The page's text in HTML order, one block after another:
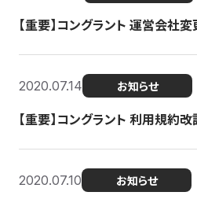
【重要】コングラント 運営会社
2020.07.14 お知らせ
【重要】コングラント 利用規約
2020.07.10 お知らせ